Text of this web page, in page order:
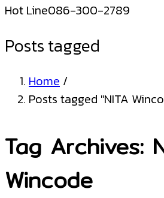
Hot Line086-300-2789
Posts tagged
Home /
Posts tagged "NITA
Tag Archives:
Wincode